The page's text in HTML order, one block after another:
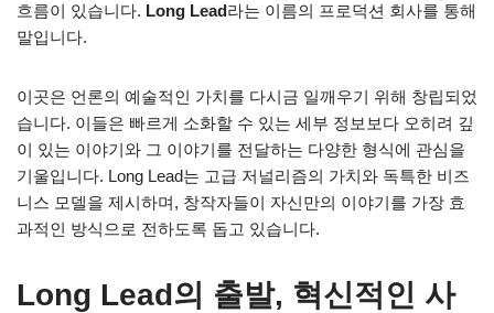
흐름이 있습니다. Long Lead라는 이름의 프로덕션 회사를 통해
말입니다.
이곳은 언론의 예술적인 가치를 다시금 일깨우기 위해 창립되었
습니다. 이들은 빠르게 소화할 수 있는 세부 정보보다 오히려 깊
이 있는 이야기와 그 이야기를 전달하는 다양한 형식에 관심을
기울입니다. Long Lead는 고급 저널리즘의 가치와 독특한 비즈
니스 모델을 제시하며, 창작자들이 자신만의 이야기를 가장 효
과적인 방식으로 전하도록 돕고 있습니다.
Long Lead의 출발, 혁신적인 사